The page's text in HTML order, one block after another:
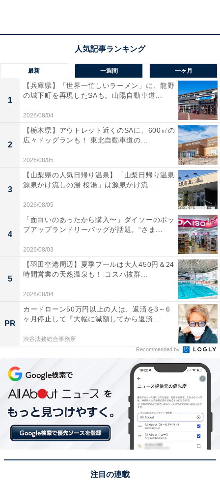
が含まれている点も見逃せません。さまざまな持ち物に
自分のめじるしとして可愛くつけられる、ファン必見の
仕上がりとなっています。
詳細情報
商品名
LOVOT [らぼっと] めじるしアクセサリー
メーカー
バンダイ
発売日
2026年6月
価格
税込300円
最新 一週間 一ヶ月
1
【兵庫県】「世界一忙しいラーメン」に、龍野
の城下町を再現したSAも。山陽自動車道...
2026/08/04
2
【栃木県】アウトレット近くのSAに、600㎡の
広々ドッグランも！ 東北自動車道の...
2026/08/05
3
【山梨県の人気日帰り温泉】「山梨日帰り温泉
源泉かけ流しの湯 桜湯」は源泉かけ流...
2026/08/05
4
「面白いのあったから購入〜」ダイソーのポッ
プアップランドリーバッグが話題。“さま...
2026/08/03
5
【羽田空港周辺】夏季プールは大人450円＆24
時間営業の天然温泉も！ コスパ抜群...
2026/08/04
PR
カードローン50万円以上の人は、返済を3～6
ヶ月停止して『大幅に減額してから返済...
渋谷法務総合事務所
Recommended by
注目の連載